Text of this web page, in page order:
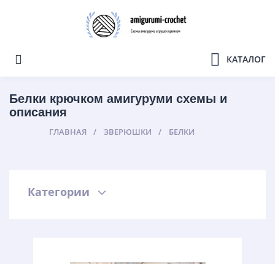
КАТАЛОГ
Белки крючком амигуруми схемы и
описания
ГЛАВНАЯ ЗВЕРЮШКИ БЕЛКИ
Категории